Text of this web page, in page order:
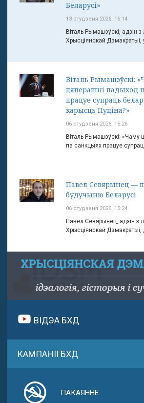
Беларусі»
13 студзеня 2026, 16:14
Віталь Рымашэўскі, адзін
Хрысціянскай Дэмакратыі,
Віталь Рымашэўскі:
цяперашні падыход
працуе супраць
карысць Пуціна?»
06 студзеня 2026, 15:26
Віталь Рымашэўскі: «Чаму
па санкцыях працуе
Павел Севярынец —
будучыню Беларусі
06 студзеня 2026, 15:24
Павел Севярынец, адзін з
Хрысціянскай Дэмакратыі,
ВІДЭА БХД
КАМПАНІІ БХД
ПАКАЯННЕ